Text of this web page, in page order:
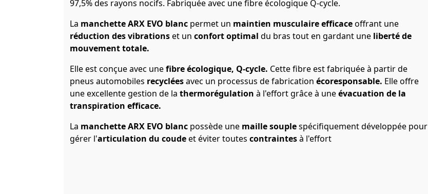
97,5% des rayons nocifs. Fabriquée avec une fibre écologique Q-cycle.
La manchette ARX EVO blanc permet un maintien musculaire efficaceoffrant une
réduction des vibrationset un confort optimal du bras tout en gardant une liberté de
mouvement totale.
Elle est conçue avec unefibre écologique, Q-cycle. Cette fibre est fabriquée à partir de
pneus automobiles recycléesavec un processus de fabrication écoresponsable. Elle offre
une excellente gestion de la thermorégulation à l'effort grâce à uneévacuation de la
transpiration efficace.
La manchette ARX EVO blanc possède une maille souplespécifiquement développée pour
gérer l'articulation du coudeet éviter toutes contraintesà l'effort